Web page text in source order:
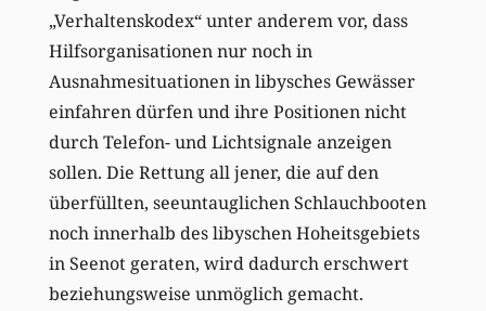
„Verhaltenskodex“ unter anderem vor, dass
Hilfsorganisationen nur noch in
Ausnahmesituationen in libysches Gewässer
einfahren dürfen und ihre Positionen nicht
durch Telefon- und Lichtsignale anzeigen
sollen. Die Rettung all jener, die auf den
überfüllten, seeuntauglichen Schlauchbooten
noch innerhalb des libyschen Hoheitsgebiets
in Seenot geraten, wird dadurch erschwert
beziehungsweise unmöglich gemacht.